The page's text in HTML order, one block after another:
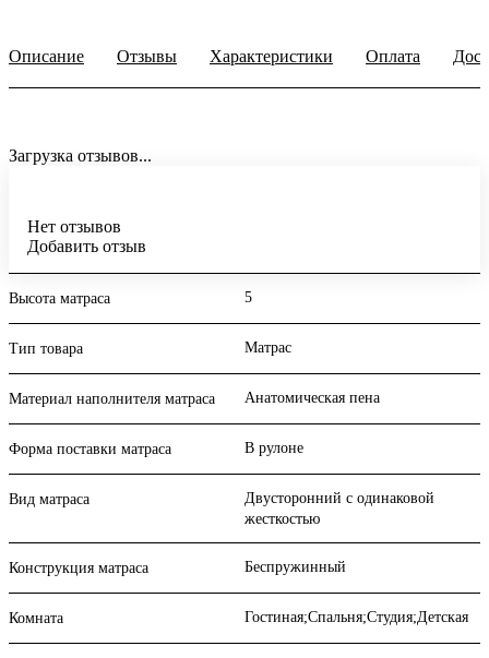
Описание Отзывы Характеристики Оплата
Загрузка отзывов...
Нет отзывов
Добавить отзыв
Высота матраса 5
Тип товара Матрас
Материал наполнителя матраса Анатомическая пена
Форма поставки матраса В рулоне
Вид матраса
Двусторонний с одинаковой
жесткостью
Конструкция матраса Беспружинный
Комната Гостиная;Спальня;Студия;Детская